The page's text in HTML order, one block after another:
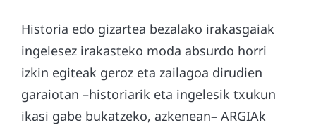
Historia edo gizartea bezalako irakasgaiak
ingelesez irakasteko moda absurdo horri
izkin egiteak geroz eta zailagoa dirudien
garaiotan –historiarik eta ingelesik txukun
ikasi gabe bukatzeko, azkenean– ARGIAk